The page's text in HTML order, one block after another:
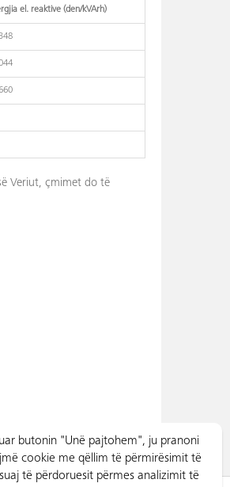
el. reaktive (den/kVArh)
Veriut, çmimet do të
butonin "Unë pajtohem", ju pranoni
cookie me qëllim të përmirësimit të
të përdoruesit përmes analizimit të